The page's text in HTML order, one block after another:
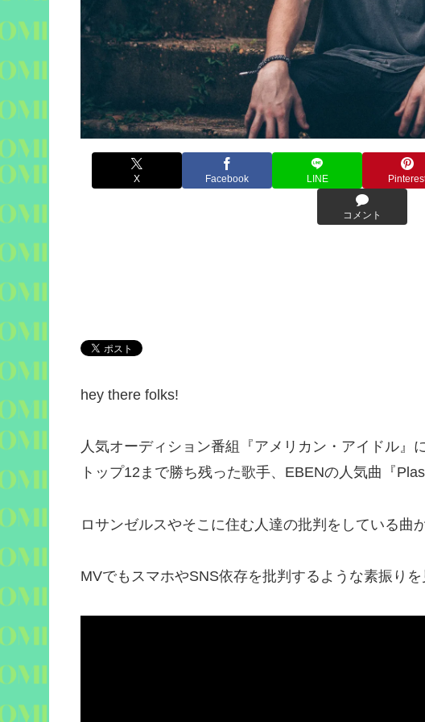
X Facebook LINE
コメント
hey there folks!
人気オーディション番組『アメリカン・アイドル』
トップ12 まで勝ち残った歌手、 EBENの人気曲『
ロサンゼルスやそこに住む人達の批判をしている曲
MVでもスマホやSNS依存を批判するような素振りを